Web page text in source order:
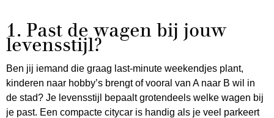
1. Past de wagen bij jouw
levensstijl?
Ben jij iemand die graag last-minute weekendjes plant,
kinderen naar hobby’s brengt of vooral van A naar B wil in
de stad? Je levensstijl bepaalt grotendeels welke wagen bij
je past. Een compacte citycar is handig als je veel parkeert